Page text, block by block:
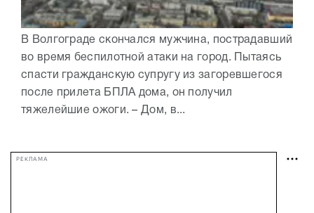
В Волгограде скончался мужчина, пострадавший
во время беспилотной атаки на город. Пытаясь
спасти гражданскую супругу из загоревшегося
после прилета БПЛА дома, он получил
тяжелейшие ожоги. – Дом, в...
РЕКЛАМА